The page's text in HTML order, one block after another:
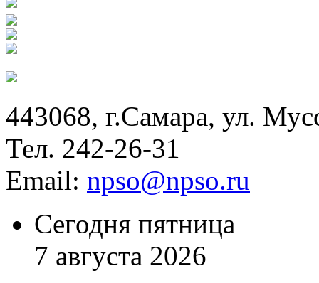
443068, г.Самара, ул.
Тел. 242-26-31
Email: npso@npso.ru
Сегодня пятница
7 августа 2026